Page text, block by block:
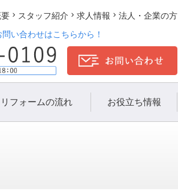
スタッフ紹介 求人情報
法人・企業の方
い合わせはこちらから！
リフォームの流れ お役立ち情報